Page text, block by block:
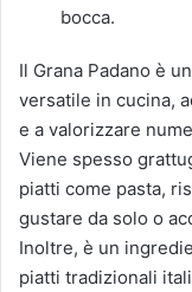
bocca.
Il Grana Padano è
versatile in cucina,
e a valorizzare
Viene spesso
piatti come pasta,
gustare da solo o
Inoltre, è un
piatti tradizionali